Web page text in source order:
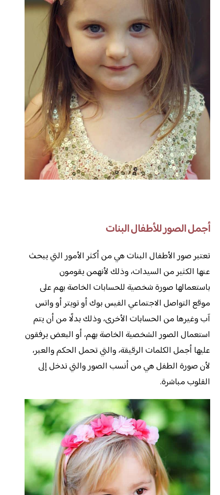
أجمل الصور للأطفال البنات
تعتبر صور الأطفال البنات هي من أكثر الأمور التي يبحث
عنها الكثير من السيدات، وذلك لأنهمن يقومون
باستعمالها صورة شخصية للحسابات الخاصة بهم على
موقع التواصل الاجتماعي الفيس بوك أو تويتر أو واتس
آب وغيرها من الحسابات الأخرى، وذلك بدلًا من أن يتم
استعمال الصور الشخصية الخاصة بهم، أو البعض يرفقون
عليها أجمل الكلمات الرقيقة، والتي تحمل الحكم والعبر،
لأن صورة الطفل هي من أنسب الصور والتي تدخل إلى
القلوب مباشرة.